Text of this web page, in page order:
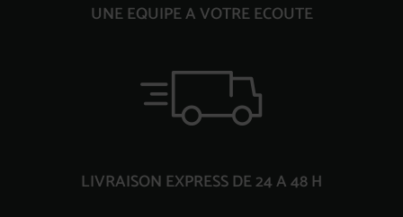
UNE EQUIPE A VOTRE ECOUTE
LIVRAISON EXPRESS DE 24 A 48 H